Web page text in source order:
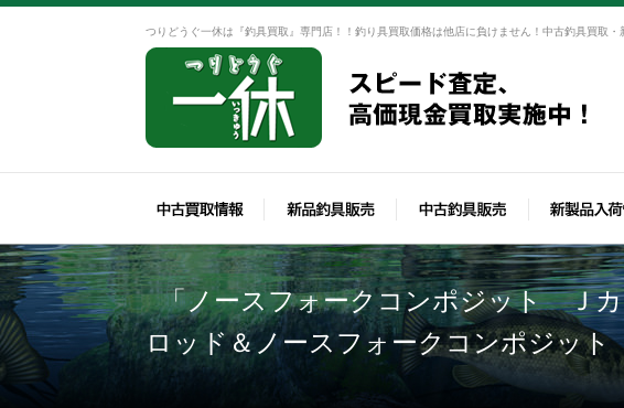
つりどうぐ一休は『釣具買取』専門店！！釣り具買取価格は他店に負けません！中古釣具買取
「ノースフォークコンポジット Ｊ
ロッド＆ノースフォークコンポジッ